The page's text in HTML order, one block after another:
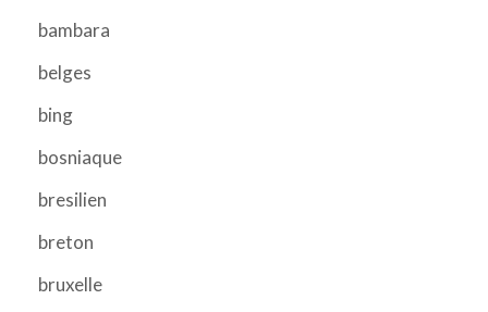
bambara
belges
bing
bosniaque
bresilien
breton
bruxelle